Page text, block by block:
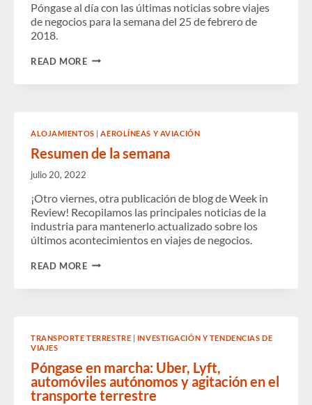
Póngase al día con las últimas noticias sobre viajes
de negocios para la semana del 25 de febrero de
2018.
READ MORERESUMEN
ALOJAMIENTOS | AEROLÍNEAS Y AVIACIÓN
Resumen de la semana
julio 20, 2022
¡Otro viernes, otra publicación de blog de Week in
Review! Recopilamos las principales noticias de la
industria para mantenerlo actualizado sobre los
últimos acontecimientos en viajes de negocios.
READ MORERESUMEN
TRANSPORTE TERRESTRE | INVESTIGACIÓN Y TENDENCIAS DE
VIAJES
Póngase en marcha: Uber, Lyft,
automóviles autónomos y agitación en el
transporte terrestre